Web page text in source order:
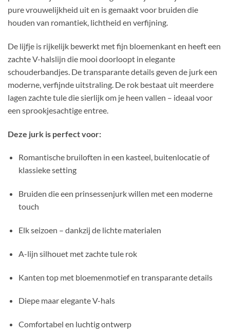
pure vrouwelijkheid uit en is gemaakt voor bruiden die
houden van romantiek, lichtheid en verfijning.
De lijfje is rijkelijk bewerkt met fijn bloemenkant en heeft een
zachte V-halslijn die mooi doorloopt in elegante
schouderbandjes. De transparante details geven de jurk een
moderne, verfijnde uitstraling. De rok bestaat uit meerdere
lagen zachte tule die sierlijk om je heen vallen – ideaal voor
een sprookjesachtige entree.
Deze jurk is perfect voor:
Romantische bruiloften in een kasteel, buitenlocatie of
klassieke setting
Bruiden die een prinsessenjurk willen met een moderne
touch
Elk seizoen – dankzij de lichte materialen
A-lijn silhouet met zachte tule rok
Kanten top met bloemenmotief en transparante details
Diepe maar elegante V-hals
Comfortabel en luchtig ontwerp